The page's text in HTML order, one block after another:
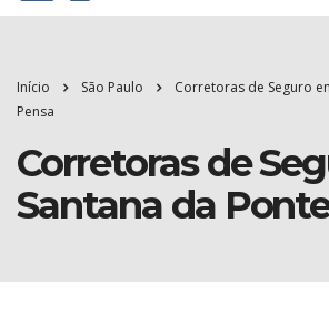
Início São Paulo
Corretoras de Seguro
Pensa
Corretoras de
Santana da